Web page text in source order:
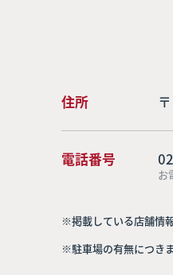
住所
電話番号
お
※掲載している店舗情
※駐車場の有無につき